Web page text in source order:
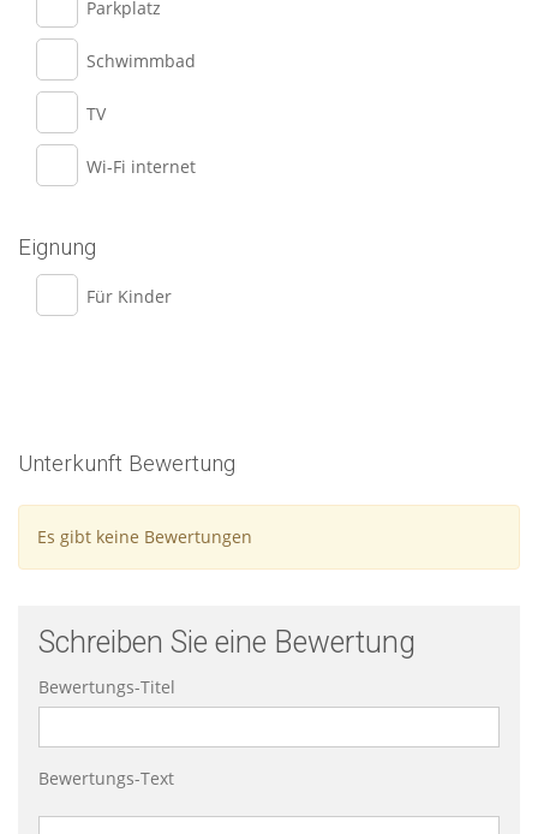
Parkplatz
Schwimmbad
TV
Wi-Fi internet
Eignung
Für Kinder
Unterkunft Bewertung
Es gibt keine Bewertungen
Schreiben Sie eine Bewertung
Bewertungs-Titel
Bewertungs-Text